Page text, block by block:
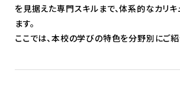
を見据えた専門スキルまで、体系的なカリ
ます。
ここでは、本校の学びの特色を分野別にご紹